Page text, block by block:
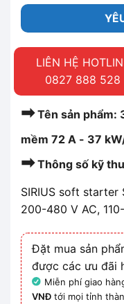
LIÊN HỆ
0827 888 528
➡Tên sản phẩm:
mềm 72 A - 37
➡Thông số kỹ
SIRIUS soft starter
200-480 V AC,
Đặt mua sản
được các ưu đãi
Miễn phí giao
VNĐ tới mọi tỉnh